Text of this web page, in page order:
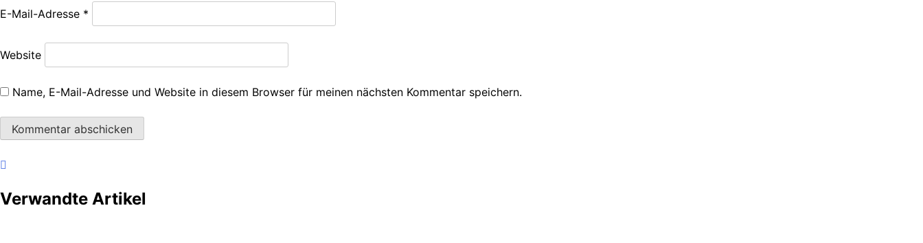
E-Mail-Adresse *
Website
Name, E-Mail-Adresse und Website in diesem Browser für meinen nächsten Kommentar speichern.
Verwandte Artikel